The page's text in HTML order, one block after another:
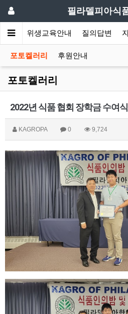
필라델피아식
식 위생교육안내 질의답변
포토켈러리 후원안내
포토켈러리
2022년 식품 협회 장학금 수여식
KAGROPA 0 9,724